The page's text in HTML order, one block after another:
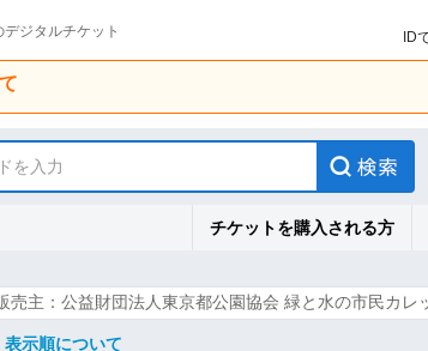
ジタルチケット
ID
を入力
チケットを購入される方
売主：公益財団法人東京都公園協会 緑と水の市民カレ
表示順について